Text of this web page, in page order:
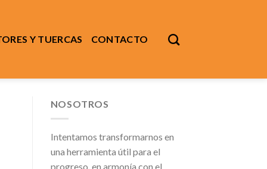
Y TUERCAS CONTACTO
NOSOTROS
Intentamos transformarnos en
una herramienta útil para el
progreso, en armonía con el